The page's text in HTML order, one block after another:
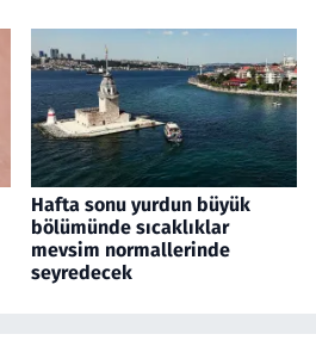
Hafta sonu yurdun büyük
bölümünde sıcaklıklar
mevsim normallerinde
seyredecek